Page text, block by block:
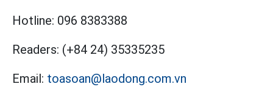
Hotline: 096 8383388
Readers: (+84 24) 35335235
Email: toasoan@laodong.com.vn